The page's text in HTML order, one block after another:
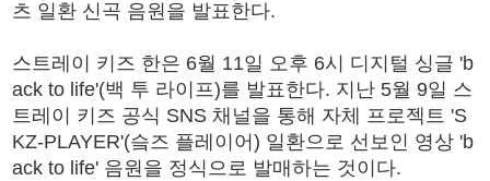
츠 일환 신곡 음원을 발표한다.
스트레이 키즈 한은 6월 11일 오후 6시 디지털 싱글 'b
ack to life'(백 투 라이프)를 발표한다. 지난 5월 9일 스
트레이 키즈 공식 SNS 채널을 통해 자체 프로젝트 'S
KZ-PLAYER'(슼즈 플레이어) 일환으로 선보인 영상 'b
ack to life' 음원을 정식으로 발매하는 것이다.